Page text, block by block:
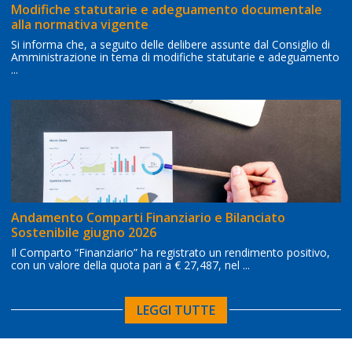
Modifiche statutarie e adeguamento documentale
alla normativa vigente
Si informa che, a seguito delle delibere assunte dal Consiglio di
Amministrazione in tema di modifiche statutarie e adeguamento
...
Andamento Comparti Finanziario e Bilanciato
Sostenibile giugno 2026
Il Comparto “Finanziario” ha registrato un rendimento positivo,
con un valore della quota pari a € 27,487, nel ...
LEGGI TUTTE